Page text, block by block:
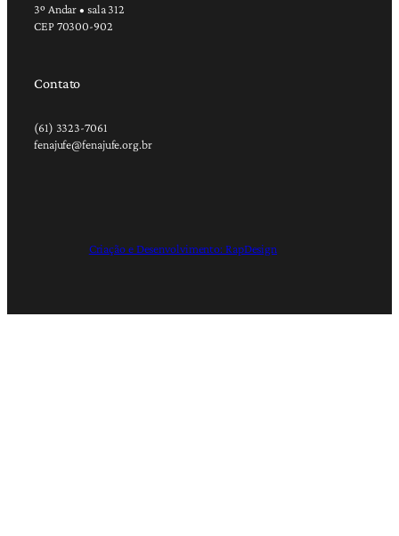
3º Andar • sala 312
CEP 70300-902
Contato
(61) 3323-7061
fenajufe@fenajufe.org.br
Criação e Desenvolvimento: RapDesign